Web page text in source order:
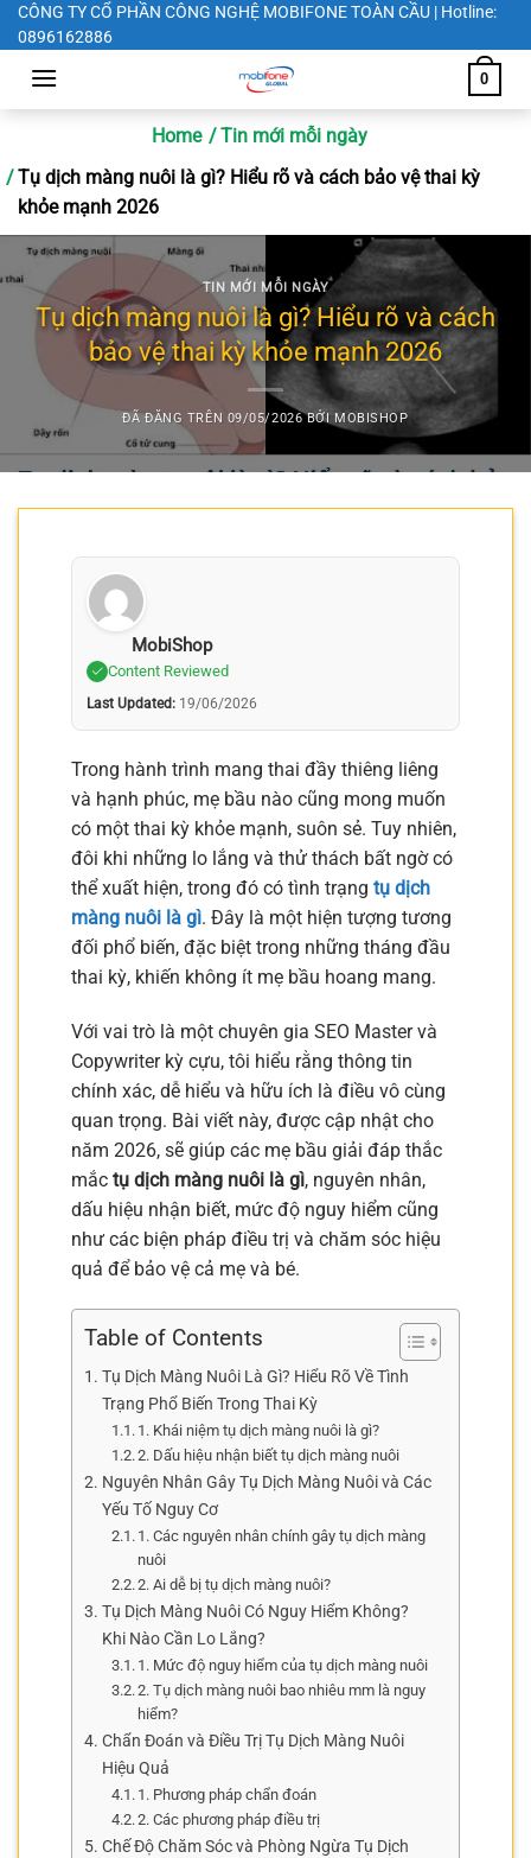
Chuyển
đến
CÔNG TY CỔ PHẦN CÔNG NGHỆ MOBIFONE TOÀN CẦU | Hotline:
0896162886
0
Home
Tin mới mỗi ngày
Tụ dịch màng nuôi là gì? Hiểu rõ và cách bảo vệ thai kỳ
khỏe mạnh 2026
TIN MỚI MỖI NGÀY
Tụ dịch màng nuôi là gì? Hiểu rõ và cách
bảo vệ thai kỳ khỏe mạnh 2026
ĐÃ ĐĂNG TRÊN 09/05/2026 BỞI MOBISHOP
MobiShop
Content Reviewed
Last Updated: 19/06/2026
Trong hành trình mang thai đầy thiêng liêng
và hạnh phúc, mẹ bầu nào cũng mong muốn
có một thai kỳ khỏe mạnh, suôn sẻ. Tuy nhiên,
đôi khi những lo lắng và thử thách bất ngờ có
thể xuất hiện, trong đó có tình trạng tụ dịch
màng nuôi là gì. Đây là một hiện tượng tương
đối phổ biến, đặc biệt trong những tháng đầu
thai kỳ, khiến không ít mẹ bầu hoang mang.
Với vai trò là một chuyên gia SEO Master và
Copywriter kỳ cựu, tôi hiểu rằng thông tin
chính xác, dễ hiểu và hữu ích là điều vô cùng
quan trọng. Bài viết này, được cập nhật cho
năm 2026, sẽ giúp các mẹ bầu giải đáp thắc
mắc tụ dịch màng nuôi là gì, nguyên nhân,
dấu hiệu nhận biết, mức độ nguy hiểm cũng
như các biện pháp điều trị và chăm sóc hiệu
quả để bảo vệ cả mẹ và bé.
Table of Contents
Tụ Dịch Màng Nuôi Là Gì? Hiểu Rõ Về Tình
Trạng Phổ Biến Trong Thai Kỳ
1. Khái niệm tụ dịch màng nuôi là gì?
2. Dấu hiệu nhận biết tụ dịch màng nuôi
Nguyên Nhân Gây Tụ Dịch Màng Nuôi và Các
Yếu Tố Nguy Cơ
1. Các nguyên nhân chính gây tụ dịch màng
nuôi
2. Ai dễ bị tụ dịch màng nuôi?
Tụ Dịch Màng Nuôi Có Nguy Hiểm Không?
Khi Nào Cần Lo Lắng?
1. Mức độ nguy hiểm của tụ dịch màng nuôi
2. Tụ dịch màng nuôi bao nhiêu mm là nguy
hiểm?
Chẩn Đoán và Điều Trị Tụ Dịch Màng Nuôi
Hiệu Quả
1. Phương pháp chẩn đoán
2. Các phương pháp điều trị
Chế Độ Chăm Sóc và Phòng Ngừa Tụ Dịch